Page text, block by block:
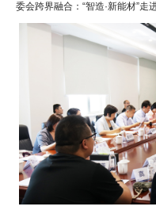
委会跨界融合：“智造·新能材”走